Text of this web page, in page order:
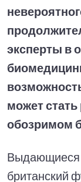
эксперты в
может
обозримом
Выдающиеся
британский